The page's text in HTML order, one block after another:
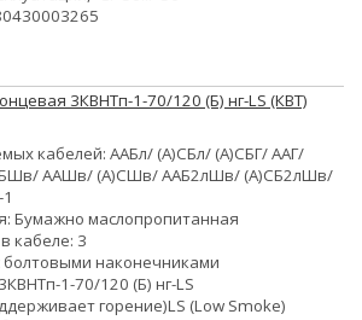
3КВНТп-1-70/120 (Б) нг-LS (КВТ)
кабелей: ААБл/ (А)СБл/ (А)СБГ/ ААГ/
ААШв/ (А)СШв/ ААБ2лШв/ (А)СБ2лШв/
Бумажно маслопропитанная
кабеле: 3
болтовыми наконечниками
1-70/120 (Б) нг-LS
горение)LS (Low Smoke)